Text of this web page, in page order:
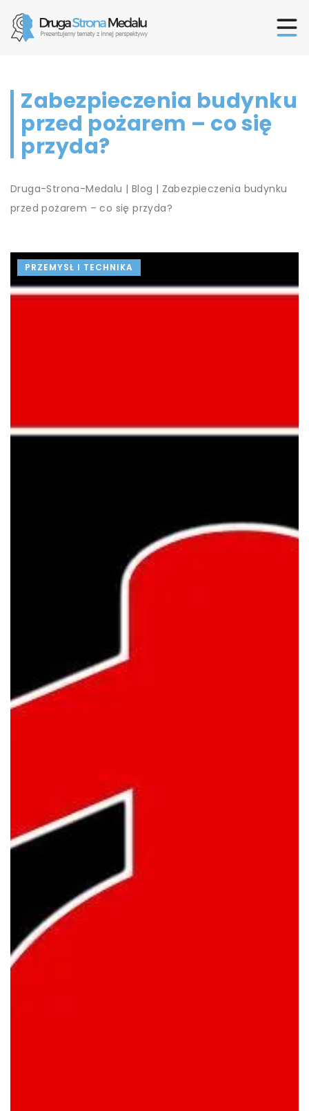
Zabezpieczenia budynku
przed pożarem – co się
przyda?
Druga-Strona-Medalu | Blog | Zabezpieczenia budynku
przed pożarem – co się przyda?
PRZEMYSŁ I TECHNIKA